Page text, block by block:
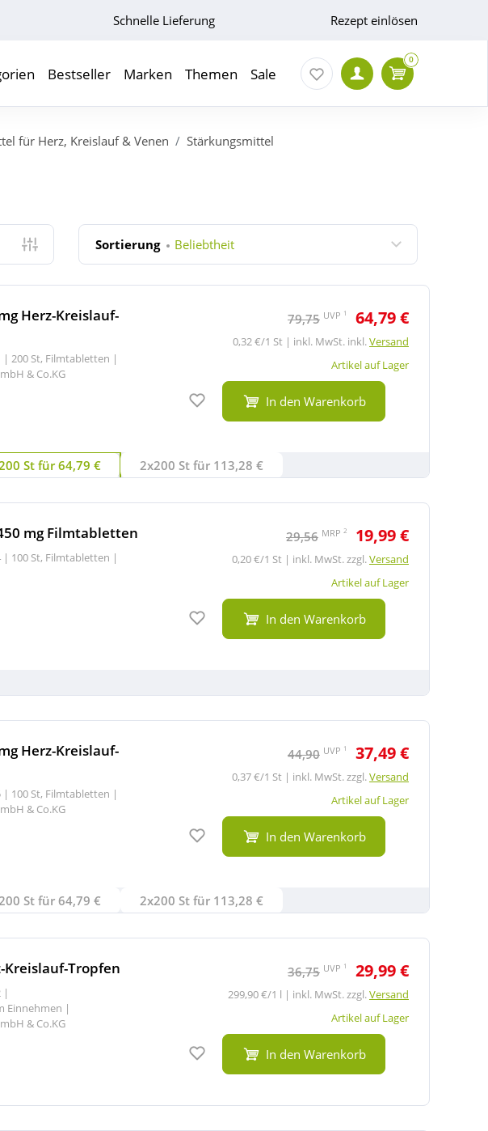
Schnelle Lieferung Rezept einlösen
Bestseller Marken Themen Sale
0
für Herz, Kreislauf & Venen Stärkungsmittel
Sortierung Beliebtheit
Herz-Kreislauf-
| 200 St, Filmtabletten |
& Co.KG
79,75 UVP 1 64,79 €
0,32 €/1 St | inkl. MwSt. inkl.Versand
Artikel auf Lager
Auf den Merkzettel
In den Warenkorb
St für 64,79 € 2x200 St für 113,28 €
450 mg Filmtabletten
| 100 St, Filmtabletten |
29,56 MRP 2 19,99 €
0,20 €/1 St | inkl. MwSt. zzgl.Versand
Artikel auf Lager
Auf den Merkzettel
In den Warenkorb
Herz-Kreislauf-
| 100 St, Filmtabletten |
& Co.KG
44,90 UVP 1 37,49 €
0,37 €/1 St | inkl. MwSt. zzgl.Versand
Artikel auf Lager
Auf den Merkzettel
In den Warenkorb
200 St für 64,79 € 2x200 St für 113,28 €
Tropfen
|
Einnehmen |
& Co.KG
36,75 UVP 1 29,99 €
299,90 €/1 l | inkl. MwSt. zzgl.Versand
Artikel auf Lager
Auf den Merkzettel
In den Warenkorb